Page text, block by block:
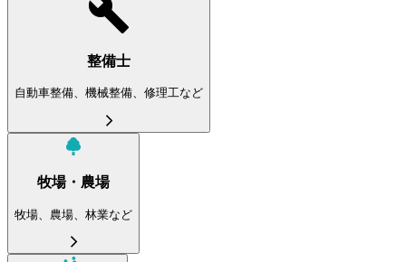
整備士
自動車整備、機械整備、修理工など
牧場・農場
牧場、農場、林業など